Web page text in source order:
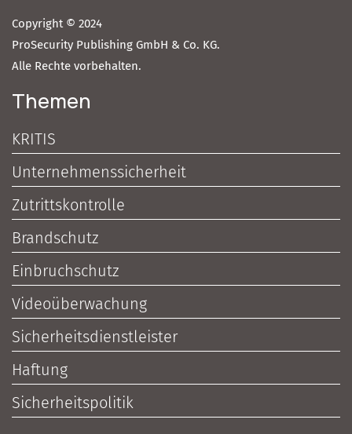
Copyright © 2024
ProSecurity Publishing GmbH & Co. KG.
Alle Rechte vorbehalten.
Themen
KRITIS
Unternehmenssicherheit
Zutrittskontrolle
Brandschutz
Einbruchschutz
Videoüberwachung
Sicherheitsdienstleister
Haftung
Sicherheitspolitik